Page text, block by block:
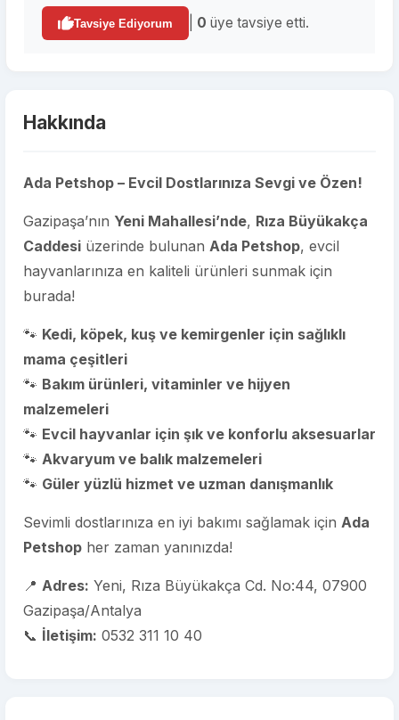
Tavsiye Ediyorum 0 üye tavsiye etti.
Hakkında
Ada Petshop – Evcil Dostlarınıza Sevgi ve Özen!
Gazipaşa’nın Yeni Mahallesi’nde, Rıza Büyükakça
Caddesi üzerinde bulunan Ada Petshop, evcil
hayvanlarınıza en kaliteli ürünleri sunmak için
burada!
🐾 Kedi, köpek, kuş ve kemirgenler için sağlıklı
mama çeşitleri
🐾 Bakım ürünleri, vitaminler ve hijyen
malzemeleri
🐾 Evcil hayvanlar için şık ve konforlu aksesuarlar
🐾 Akvaryum ve balık malzemeleri
🐾 Güler yüzlü hizmet ve uzman danışmanlık
Sevimli dostlarınıza en iyi bakımı sağlamak için Ada
Petshop her zaman yanınızda!
📍 Adres: Yeni, Rıza Büyükakça Cd. No:44, 07900
Gazipaşa/Antalya
📞 İletişim: 0532 311 10 40